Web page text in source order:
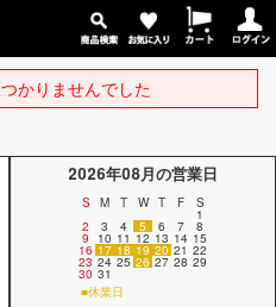
かりませんでした
2026年08月の営業日
S M T W T F S
1
2 3 4 5 6 7 8
9 10 11 12 13 14 15
16 17 18 19 20 21 22
23 24 25 26 27 28 29
30 31
■休業日